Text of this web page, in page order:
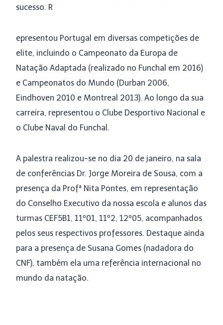
sucesso. R
epresentou Portugal em diversas competições de
elite, incluindo o Campeonato da Europa de
Natação Adaptada (realizado no Funchal em 2016)
e Campeonatos do Mundo (Durban 2006,
Eindhoven 2010 e Montreal 2013). Ao longo da sua
carreira, representou o Clube Desportivo Nacional e
o Clube Naval do Funchal.
A palestra realizou-se no dia 20 de janeiro, na sala
de conferências Dr. Jorge Moreira de Sousa, com a
presença da Profª Nita Pontes, em representação
do Conselho Executivo da nossa escola e alunos das
turmas CEF5B1, 11º01, 11º2, 12º05, acompanhados
pelos seus respectivos professores. Destaque ainda
para a presença de Susana Gomes (nadadora do
CNF), também ela uma referência internacional no
mundo da natação.